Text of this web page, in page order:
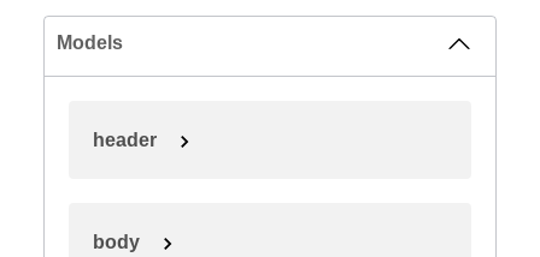
Models
header
body